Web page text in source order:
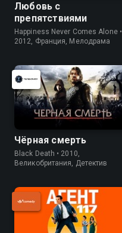
Любовь с
препятствиями
Happiness Never Comes Alone •
2012, Франция, Мелодрама
Чёрная смерть
Black Death • 2010,
Великобритания, Детектив